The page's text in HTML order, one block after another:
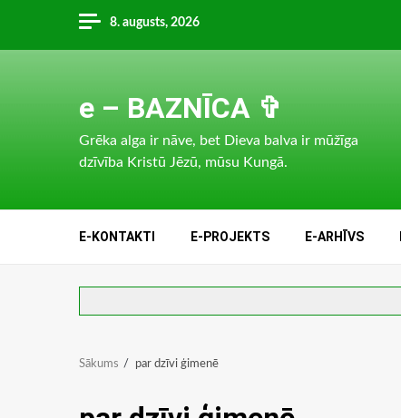
content
8. augusts, 2026
e – BAZNĪCA ✞
Grēka alga ir nāve, bet Dieva balva ir mūžīga
dzīvība Kristū Jēzū, mūsu Kungā.
E-KONTAKTI E-PROJEKTS E-ARHĪVS
Sākums par dzīvi ģimenē